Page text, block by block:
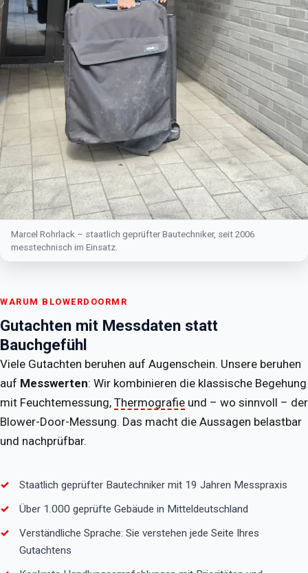
Marcel Rohrlack – staatlich geprüfter Bautechniker, seit 2006
messtechnisch im Einsatz.
WARUM BLOWERDOORMR
Gutachten mit Messdaten statt
Bauchgefühl
Viele Gutachten beruhen auf Augenschein. Unsere beruhen
auf Messwerten: Wir kombinieren die klassische Begehung
mit Feuchtemessung, Thermografie und – wo sinnvoll – der
Blower-Door-Messung. Das macht die Aussagen belastbar
und nachprüfbar.
Staatlich geprüfter Bautechniker mit 19 Jahren Messpraxis
Über 1.000 geprüfte Gebäude in Mitteldeutschland
Verständliche Sprache: Sie verstehen jede Seite Ihres
Gutachtens